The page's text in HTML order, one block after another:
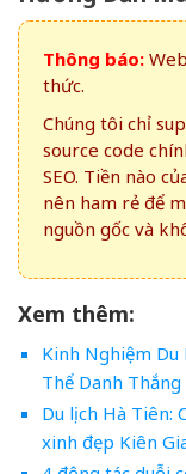
Thông báo:
thức.
Chúng tôi chỉ
source code
SEO. Tiền nào
nên ham rẻ để
nguồn gốc và
Xem thêm:
Kinh Nghiệm Du
Thể Danh
Du lịch Hà Tiên:
xinh đẹp Kiên